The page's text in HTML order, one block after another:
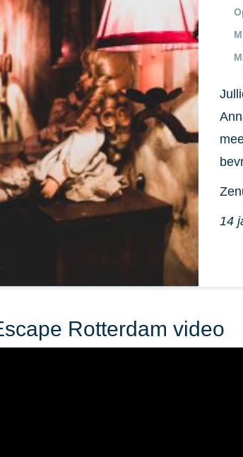
14
Rotterdam video